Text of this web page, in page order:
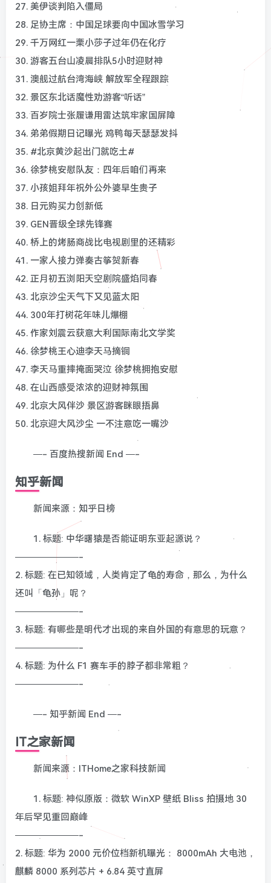
27. 美伊谈判陷入僵局
28. 足协主席：中国足球要向中国冰雪学习
29. 千万网红一栗小莎子过年仍在化疗
30. 游客五台山凌晨排队5小时迎财神
31. 澳舰过航台湾海峡 解放军全程跟踪
32. 景区东北话魔性劝游客“听话”
33. 百岁院士张履谦用雷达筑牢家国屏障
34. 弟弟假期日记曝光 鸡鸭每天瑟瑟发抖
35. #北京黄沙起出门就吃土#
36. 徐梦桃安慰队友：四年后咱们再来
37. 小孩姐拜年祝外公外婆早生贵子
38. 日元购买力创新低
39. GEN晋级全球先锋赛
40. 桥上的烤肠商战比电视剧里的还精彩
41. 一家人接力弹奏古筝贺新春
42. 正月初五浏阳天空剧院盛焰同春
43. 北京沙尘天气下又见蓝太阳
44. 300年打树花年味儿爆棚
45. 作家刘震云获意大利国际南北文学奖
46. 徐梦桃王心迪李天马摘铜
47. 李天马重摔掩面哭泣 徐梦桃拥抱安慰
48. 在山西感受浓浓的迎财神氛围
49. 北京大风伴沙 景区游客眯眼捂鼻
50. 北京迎大风沙尘 一不注意吃一嘴沙
—- 百度热搜新闻 End —-
知乎新闻
新闻来源：知乎日榜
1. 标题: 中华曙猿是否能证明东亚起源说？
———————-
2. 标题: 在已知领域，人类肯定了龟的寿命，那么，为什么
还叫「龟孙」呢？
———————-
3. 标题: 有哪些是明代才出现的来自外国的有意思的玩意？
———————-
4. 标题: 为什么 F1 赛车手的脖子都非常粗？
———————-
—- 知乎新闻 End —-
IT之家新闻
新闻来源：ITHome之家科技新闻
1. 标题: 神似原版：微软 WinXP 壁纸 Bliss 拍摄地 30
年后罕见重回巅峰
———————-
2. 标题: 华为 2000 元价位档新机曝光： 8000mAh 大电池，
麒麟 8000 系列芯片 + 6.84 英寸直屏